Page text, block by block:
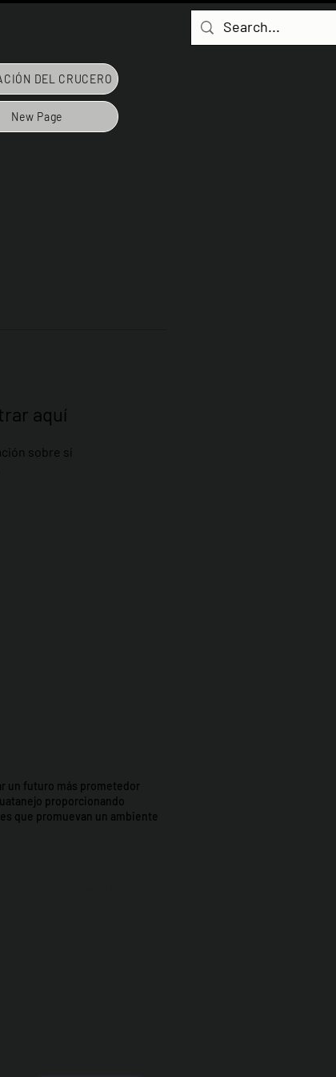
DEL CRUCERO
New Page
aquí
sobre sí
un futuro más prometedor
proporcionando
que promuevan un ambiente